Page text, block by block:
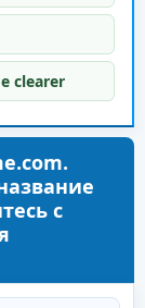
clearer
с